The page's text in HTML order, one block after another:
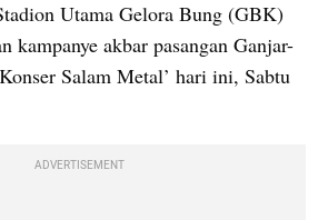
Utama Gelora Bung (GBK)
kampanye akbar pasangan Ganjar-
Salam Metal’ hari ini, Sabtu
ADVERTISEMENT